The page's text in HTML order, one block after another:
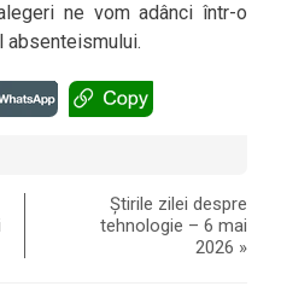
ne vom adânci într-o
absenteismului.
Știrile zilei despre
tehnologie – 6 mai
2026 »